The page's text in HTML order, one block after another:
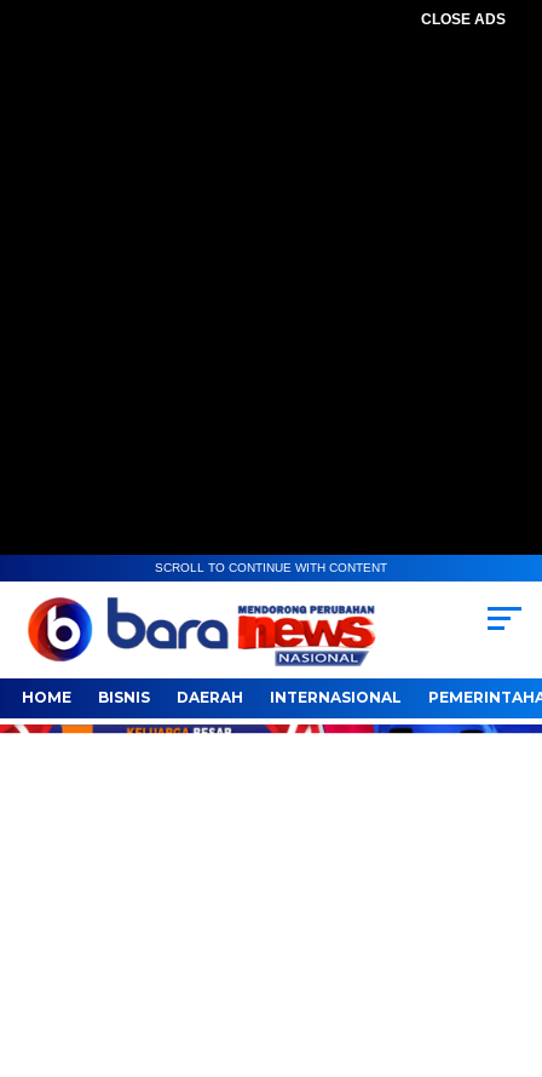
CLOSE ADS
SCROLL TO CONTINUE WITH CONTENT
HOME BISNIS DAERAH INTERNASIONAL